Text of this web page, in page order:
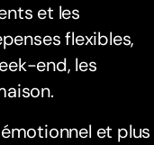
et les
flexibles,
end, les
et plus